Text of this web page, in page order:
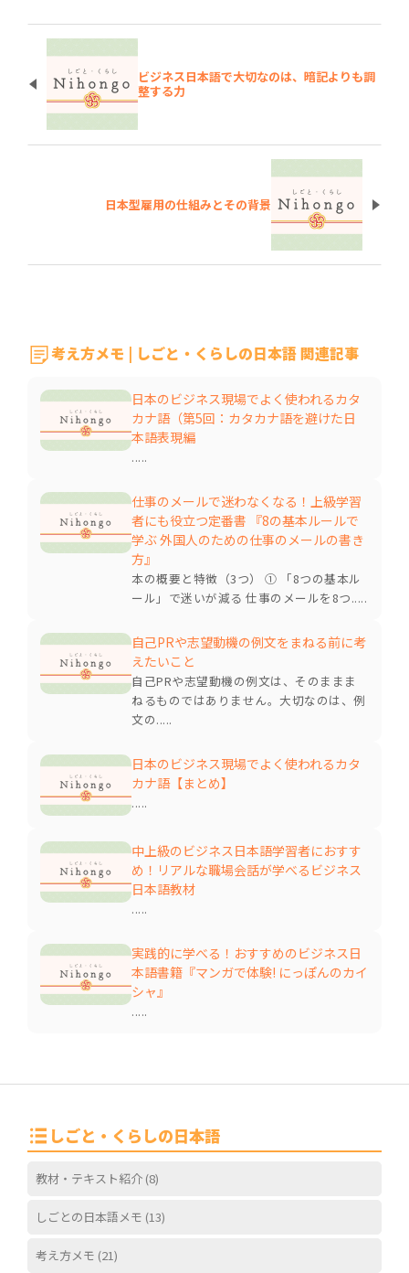
ビジネス日本語で大切なのは、暗記よりも調
整する力
日本型雇用の仕組みとその背景
考え方メモ | しごと・くらしの日本語 関連記事
日本のビジネス現場でよく使われるカタ
カナ語（第5回：カタカナ語を避けた日
本語表現編
.....
仕事のメールで迷わなくなる！上級学習
者にも役立つ定番書 『8の基本ルールで
学ぶ 外国人のための仕事のメールの書き
方』
本の概要と特徴（3つ） ① 「8つの基本ル
ール」で迷いが減る 仕事のメールを8つ.....
自己PRや志望動機の例文をまねる前に考
えたいこと
自己PRや志望動機の例文は、そのままま
ねるものではありません。大切なのは、例
文の.....
日本のビジネス現場でよく使われるカタ
カナ語【まとめ】
.....
中上級のビジネス日本語学習者におすす
め！リアルな職場会話が学べるビジネス
日本語教材
.....
実践的に学べる！おすすめのビジネス日
本語書籍『マンガで体験! にっぽんのカイ
シャ』
.....
しごと・くらしの日本語
教材・テキスト紹介 (8)
しごとの日本語メモ (13)
考え方メモ (21)